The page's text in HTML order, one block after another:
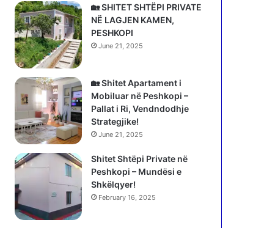
🏡 SHITET SHTËPI PRIVATE
NË LAGJEN KAMEN,
PESHKOPI
June 21, 2025
🏡 Shitet Apartament i
Mobiluar në Peshkopi –
Pallat i Ri, Vendndodhje
Strategjike!
June 21, 2025
Shitet Shtëpi Private në
Peshkopi – Mundësi e
Shkëlqyer!
February 16, 2025